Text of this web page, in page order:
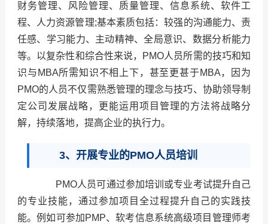
财务管理、风险管理、质量管理、信息系统、软件工
程、人力资源管理;基本素质包括：较强的沟通能力、责
任感、学习能力、主动精神、全局意识、数据分析能力
等。以复杂性和综合性来说，PMO人员所需的技巧和知
识与MBA所需知识不相上下，甚至更甚于MBA，因为
PMO的人员不仅需熟悉管理的理念与技巧、协助领导制
定公司发展战略，更能运用项目管理的方法将战略分
解，持续落地，提高企业的执行力。
3、开展专业的PMO人员培训
PMO人员可通过参加培训或专业考试提升自己
的专业技能，通过参加项目全过程提升自己的实践技
能。例如可参加PMP、软考信息系统高级项目管理师考